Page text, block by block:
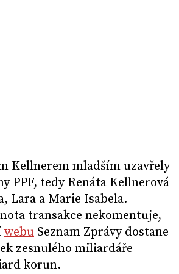
Kellnerem mladším uzavřely
PPF, tedy Renáta Kellnerová
Lara a Marie Isabela.
transakce nekomentuje,
webu Seznam Zprávy dostane
zesnulého miliardáře
korun.